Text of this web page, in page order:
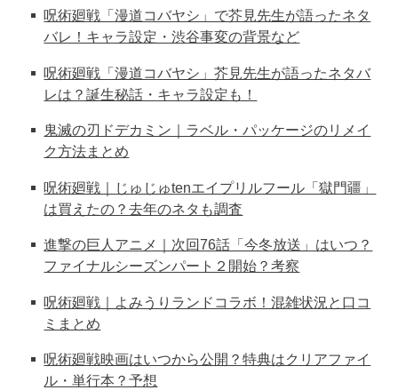
呪術廻戦「漫道コバヤシ」で芥見先生が語ったネタ
バレ！キャラ設定・渋谷事変の背景など
呪術廻戦「漫道コバヤシ」芥見先生が語ったネタバ
レは？誕生秘話・キャラ設定も！
鬼滅の刃ドデカミン｜ラベル・パッケージのリメイ
ク方法まとめ
呪術廻戦｜じゅじゅtenエイプリルフール「獄門疆」
は買えたの？去年のネタも調査
進撃の巨人アニメ｜次回76話「今冬放送」はいつ？
ファイナルシーズンパート２開始？考察
呪術廻戦｜よみうりランドコラボ！混雑状況と口コ
ミまとめ
呪術廻戦映画はいつから公開？特典はクリアファイ
ル・単行本？予想